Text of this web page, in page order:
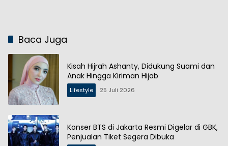
Baca Juga
Kisah Hijrah Ashanty, Didukung Suami dan
Anak Hingga Kiriman Hijab
Lifestyle 25 Juli 2026
Konser BTS di Jakarta Resmi Digelar di GBK,
Penjualan Tiket Segera Dibuka